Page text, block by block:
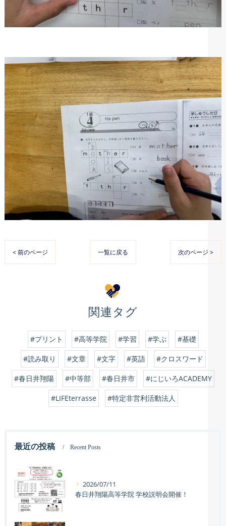
< 前のページ 一覧に戻る 次のページ >
関連タグ
#プリント #高等学院 #学習 #学ぶ #基礎
#読み取り #文章 #文字 #英語 #クロスワード
#春日井翔陽 #中等部 #春日井市 #にじいろACADEMY
#LIFEterrasse #特定非営利活動法人
最近の投稿 Recent Posts
2026/07/11
春日井翔陽高等学院 学校説明会開催！